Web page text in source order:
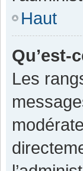
Haut
Qu’est-
Les